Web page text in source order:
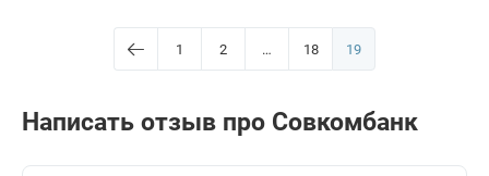
1 2 … 18 19
Написать отзыв про Совкомбанк